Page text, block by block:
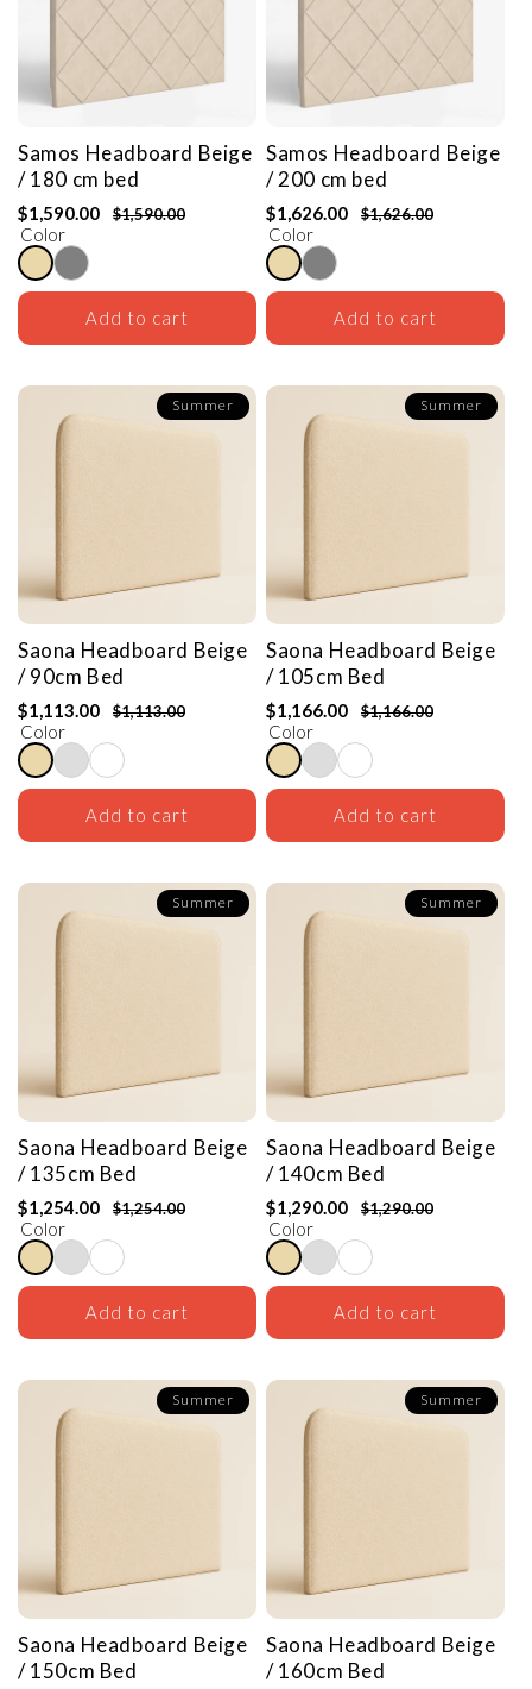
Samos Headboard Beige
/ 180 cm bed
$1,590.00 $1,590.00
Color
Add to cart
Samos Headboard Beige
/ 200 cm bed
$1,626.00 $1,626.00
Color
Add to cart
Summer
Saona Headboard Beige
/ 90cm Bed
$1,113.00 $1,113.00
Color
Add to cart
Summer
Saona Headboard Beige
/ 105cm Bed
$1,166.00 $1,166.00
Color
Add to cart
Summer
Saona Headboard Beige
/ 135cm Bed
$1,254.00 $1,254.00
Color
Add to cart
Summer
Saona Headboard Beige
/ 140cm Bed
$1,290.00 $1,290.00
Color
Add to cart
Summer
Saona Headboard Beige
/ 150cm Bed
Summer
Saona Headboard Beige
/ 160cm Bed